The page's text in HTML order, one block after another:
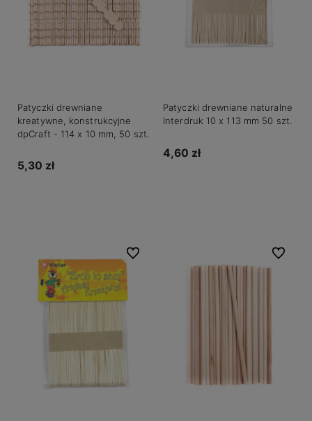
Patyczki drewniane
kreatywne, konstrukcyjne
dpCraft - 114 x 10 mm, 50 szt.
5,30 zł
Patyczki drewniane naturalne
Interdruk 10 x 113 mm 50 szt.
4,60 zł
Do ulubionych Do